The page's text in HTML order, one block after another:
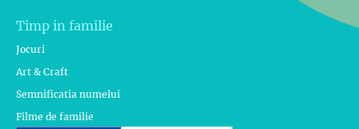
Timp in familie
Jocuri
Art & Craft
Semnificatia numelui
Filme de familie